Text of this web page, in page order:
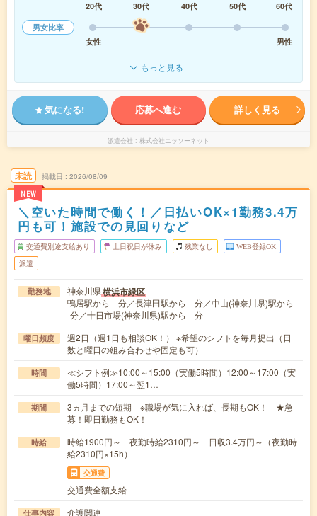
20代
30代 40代 50代
60代
男女比率
女性
男性
もっと見る
気になる! 応募へ進む 詳しく見る
派遣会社 株式会社ニッソーネット
未読
NEW
掲載日 2026/08/09
＼空いた時間で働く！／日払いOK×1勤務3.4万
円も可！施設での見回りなど
交通費別途支給あり 土日祝日が休み 残業なし WEB登録OK
派遣
勤務地 神奈川県横浜市緑区
鴨居駅から---分／長津田駅から---分／中山(神奈川県)駅から--
-分／十日市場(神奈川県)駅から---分
曜日頻度
週2日（週1日も相談OK！） ※希望のシフトを毎月提出（日
数と曜日の組み合わせや固定も可）
時間
≪シフト例≫10:00～15:00（実働5時間）12:00～17:00（実
働5時間）17:00～翌1…
期間
3ヵ月までの短期 ※職場が気に入れば、長期もOK！ ★急
募！即日勤務もOK！
時給
時給1900円～ 夜勤時給2310円～ 日収3.4万円～（夜勤時
給2310円×15h）
交通費
交通費全額支給
仕事内容 介護関連